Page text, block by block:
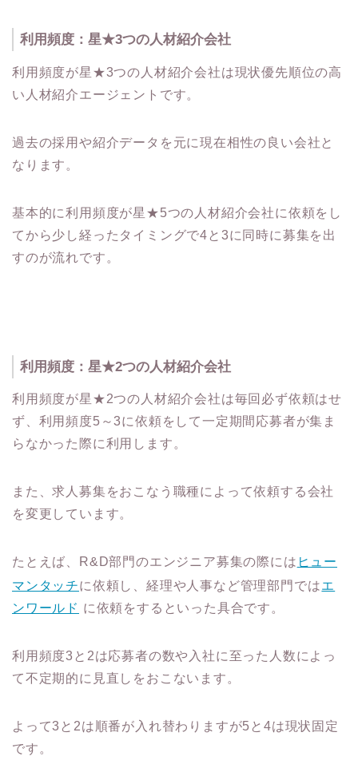
利用頻度：星★3つの人材紹介会社
利用頻度が星★3つの人材紹介会社は現状優先順位の高
い人材紹介エージェントです。
過去の採用や紹介データを元に現在相性の良い会社と
なります。
基本的に利用頻度が星★5つの人材紹介会社に依頼をし
てから少し経ったタイミングで4と3に同時に募集を出
すのが流れです。
利用頻度：星★2つの人材紹介会社
利用頻度が星★2つの人材紹介会社は毎回必ず依頼はせ
ず、利用頻度5～3に依頼をして一定期間応募者が集ま
らなかった際に利用します。
また、求人募集をおこなう職種によって依頼する会社
を変更しています。
たとえば、R&D部門のエンジニア募集の際には ヒュー
マンタッチに依頼し、経理や人事など管理部門ではエ
ンワールド に依頼をするといった具合です。
利用頻度3と2は応募者の数や入社に至った人数によっ
て不定期的に見直しをおこないます。
よって3と2は順番が入れ替わりますが5と4は現状固定
です。